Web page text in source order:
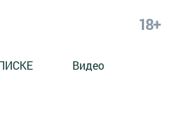
18+
Видео